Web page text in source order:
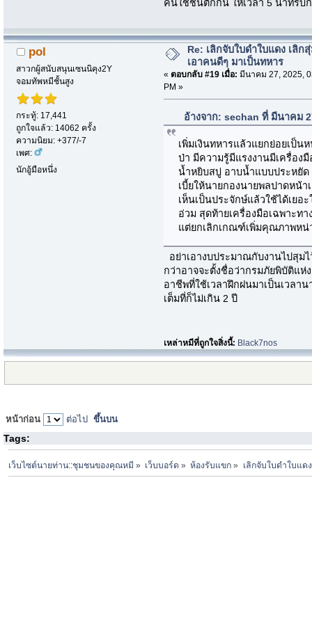
คนใช้ช้นตักกิน ให้เวลา 5 นาทีรีบ
pol
สาวกผู้สนับสนุนเซนนิคุง2Y
จอมทัพหมีชั้นสูง
กระทู้: 17,441
ถูกใจแล้ว: 14062 ครั้ง
ความนิยม: +377/-7
เพศ:
นักอู้มือหนึ่ง
Re: เลิกจับใบดำใบแดง เลิก
เอาคนดีๆ มาเป็นทหาร
« ตอบกลับ #19 เมื่อ: มีนาคม 27, 2025,
PM »
อ้างจาก: sechan ที่ มีนาคม
เพิ่มเงินทหารแล้วแยกย่อยเป็น
ป่า มีความรู้มีแรงงานมีเครื่อง
น้ำหยิบสบู่ อาบน้ำแบบประหยั
เบี้ยให้นายกองนายพลปาดหน้
เห็นเป็นประจักษ์แล้วใช้ได้เยอ
อ่วม สุดท้ายเครื่องมือเฉพาะท
แต่ยกเลิกเกณฑ์เพิ่มคุณภาพหน่
อย่าเอางบประมาณกับงานไปสุม
กว่าอาจจะตั้งชื่อว่ากรมภัยพิบัติแห่
อาชีพที่ใช้เวลาฝึกฝนมาเป็นเวลา
เต็มที่ก็ไม่เกิน 2 ปี
เหล่าหมีที่ถูกใจสิ่งนี้: Black7nos
หน้าก่อน ต่อไป ขึ้นบน
Tags:
เว็บไซต์นายท่าน::ชุมชนของคุณหมี » เว็บบอร์ด » ห้องรับแขก » เลิกจับใบดำใบแด